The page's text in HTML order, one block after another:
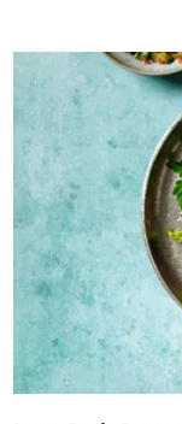
MIT
UND